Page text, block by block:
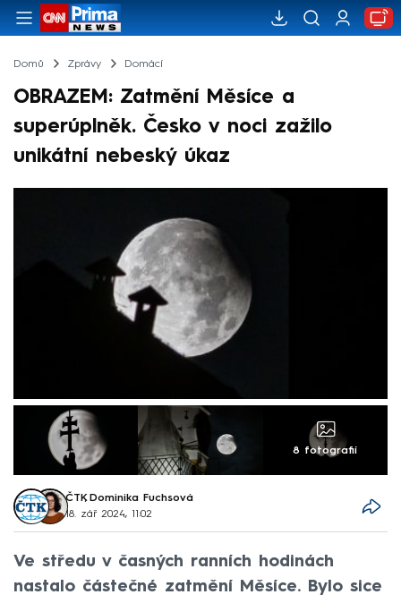
Domů Zprávy Domácí
OBRAZEM: Zatmění Měsíce a
superúplněk. Česko v noci zažilo
unikátní nebeský úkaz
8 fotografií
ČTK, Dominika Fuchsová
18. zář 2024, 11:02
Ve středu v časných ranních hodinách
nastalo částečné zatmění Měsíce. Bylo sice